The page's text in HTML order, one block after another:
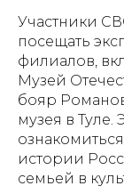
Участники
посещать
филиалов,
Музей
бояр
музея в Туле.
истории
семьей в